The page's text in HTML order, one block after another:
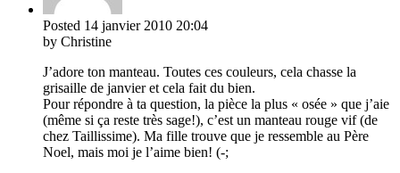
Posted 14 janvier 2010 20:04
by Christine
J’adore ton manteau. Toutes ces couleurs, cela chasse la
grisaille de janvier et cela fait du bien.
Pour répondre à ta question, la pièce la plus « osée » que j’aie
(même si ça reste très sage!), c’est un manteau rouge vif (de
chez Taillissime). Ma fille trouve que je ressemble au Père
Noel, mais moi je l’aime bien! (-;